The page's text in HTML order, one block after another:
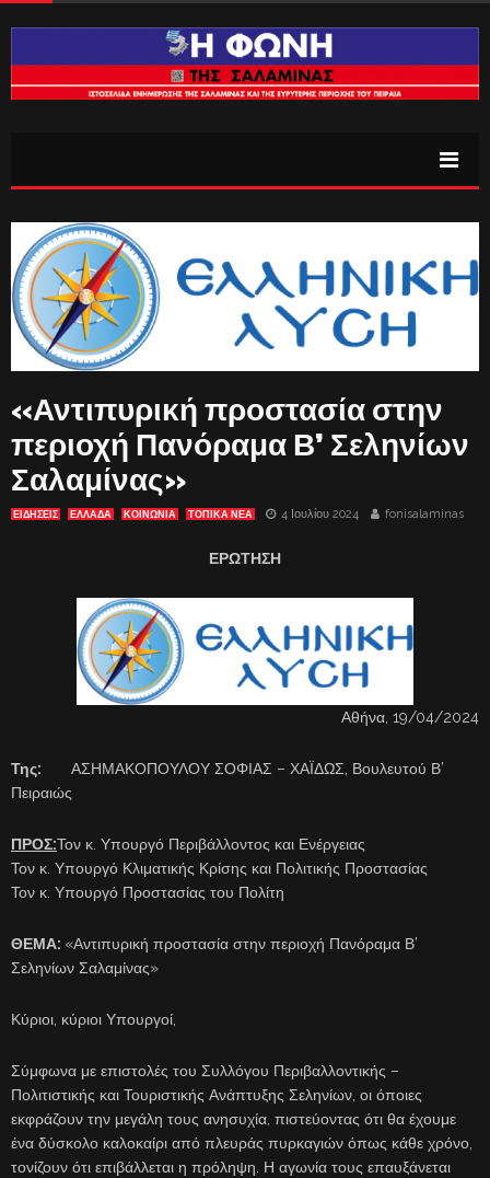
«Αντιπυρική προστασία στην
περιοχή Πανόραμα Β’ Σεληνίων
Σαλαμίνας»
ΕΙΔΗΣΕΙΣ ΕΛΛΑΔΑ ΚΟΙΝΩΝΙΑ ΤΟΠΙΚΑ ΝΕΑ 4 Ιουλίου 2024 fonisalaminas
ΕΡΩΤΗΣΗ
Αθήνα, 19/04/2024
Της: ΑΣΗΜΑΚΟΠΟΥΛΟΥ ΣΟΦΙΑΣ – ΧΑΪΔΩΣ, Βουλευτού Β’
Πειραιώς
ΠΡΟΣ:Τον κ. Υπουργό Περιβάλλοντος και Ενέργειας
Τον κ. Υπουργό Κλιματικής Κρίσης και Πολιτικής Προστασίας
Τον κ. Υπουργό Προστασίας του Πολίτη
ΘΕΜΑ: «Αντιπυρική προστασία στην περιοχή Πανόραμα Β’
Σεληνίων Σαλαμίνας»
Κύριοι, κύριοι Υπουργοί,
Σύμφωνα με επιστολές του Συλλόγου Περιβαλλοντικής –
Πολιτιστικής και Τουριστικής Ανάπτυξης Σεληνίων, οι όποιες
εκφράζουν την μεγάλη τους ανησυχία, πιστεύοντας ότι θα έχουμε
ένα δύσκολο καλοκαίρι από πλευράς πυρκαγιών όπως κάθε χρόνο,
τονίζουν ότι επιβάλλεται η πρόληψη. Η αγωνία τους επαυξάνεται